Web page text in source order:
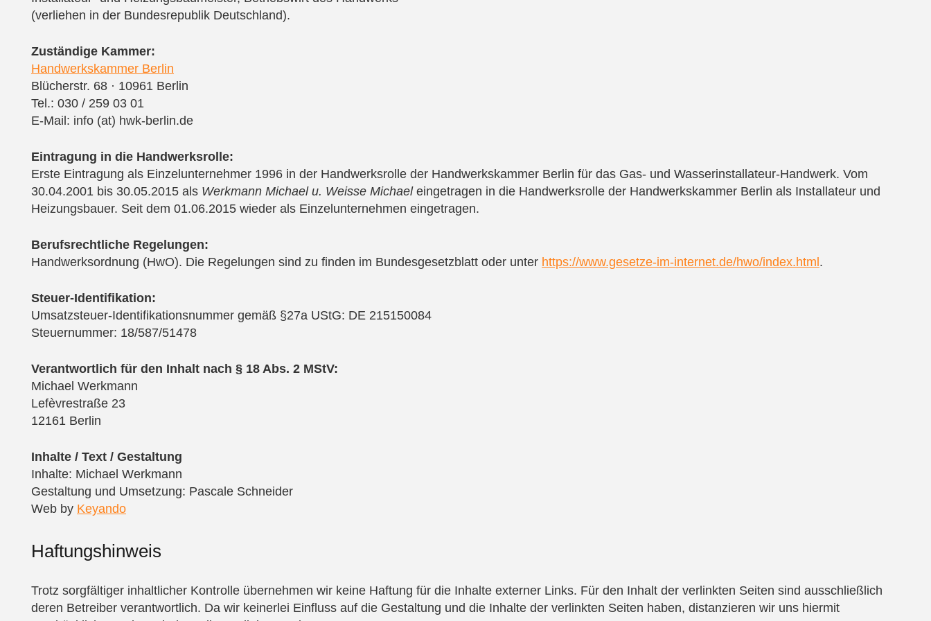
(verliehen in der Bundesrepublik Deutschland).
Zuständige Kammer:
Handwerkskammer Berlin
Blücherstr. 68 · 10961 Berlin
Tel.: 030 / 259 03 01
E-Mail: info (at) hwk-berlin.de
Eintragung in die Handwerksrolle:
Erste Eintragung als Einzelunternehmer 1996 in der Handwerksrolle der Handwerkskammer Berlin für das Gas- und Wasserinstallateur-Handwerk. Vom
30.04.2001 bis 30.05.2015 als Werkmann Michael u. Weisse Michaeleingetragen in die Handwerksrolle der Handwerkskammer Berlin als Installateur und
Heizungsbauer. Seit dem 01.06.2015 wieder als Einzelunternehmen eingetragen.
Berufsrechtliche Regelungen:
Handwerksordnung (HwO). Die Regelungen sind zu finden im Bundesgesetzblatt oder unter https://www.gesetze-im-internet.de/hwo/index.html .
Steuer-Identifikation:
Umsatzsteuer-Identifikationsnummer gemäß §27a UStG: DE 215150084
Steuernummer: 18/587/51478
Verantwortlich für den Inhalt nach § 18 Abs. 2 MStV:
Michael Werkmann
Lefèvrestraße 23
12161 Berlin
Inhalte / Text / Gestaltung
Inhalte: Michael Werkmann
Gestaltung und Umsetzung: Pascale Schneider
Web by Keyando
Haftungshinweis
Trotz sorgfältiger inhaltlicher Kontrolle übernehmen wir keine Haftung für die Inhalte externer Links. Für den Inhalt der verlinkten Seiten sind ausschließlich
deren Betreiber verantwortlich. Da wir keinerlei Einfluss auf die Gestaltung und die Inhalte der verlinkten Seiten haben, distanzieren wir uns hiermit